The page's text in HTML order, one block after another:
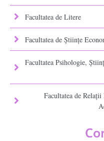
Facultatea de Litere
Facultatea de Științe
Facultatea Psihologie,
Facultatea de